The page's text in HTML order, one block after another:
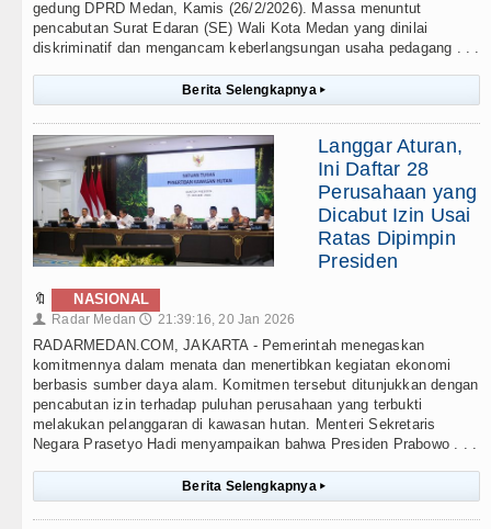
gedung DPRD Medan, Kamis (26/2/2026). Massa menuntut
pencabutan Surat Edaran (SE) Wali Kota Medan yang dinilai
diskriminatif dan mengancam keberlangsungan usaha pedagang . . .
Berita Selengkapnya ▸
Langgar Aturan,
Ini Daftar 28
Perusahaan yang
Dicabut Izin Usai
Ratas Dipimpin
Presiden
🔖 NASIONAL
👤 Radar Medan 🕔 21:39:16, 20 Jan 2026
RADARMEDAN.COM, JAKARTA - Pemerintah menegaskan
komitmennya dalam menata dan menertibkan kegiatan ekonomi
berbasis sumber daya alam. Komitmen tersebut ditunjukkan dengan
pencabutan izin terhadap puluhan perusahaan yang terbukti
melakukan pelanggaran di kawasan hutan. Menteri Sekretaris
Negara Prasetyo Hadi menyampaikan bahwa Presiden Prabowo . . .
Berita Selengkapnya ▸